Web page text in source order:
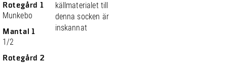
Rotegård 1
Munkebo
Mantal 1
1/2
Rotegård 2
källmaterialet till
denna socken är
inskannat